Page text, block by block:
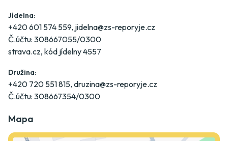
Jídelna:
+420 601 574 559, jidelna@zs-reporyje.cz
Č.účtu: 308667055/0300
strava.cz, kód jídelny 4557
Družina:
+420 720 551 815, druzina@zs-reporyje.cz
Č.účtu: 308667354/0300
Mapa